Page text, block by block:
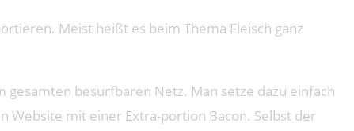
Meist heißt es beim Thema Fleisch ganz
besurfbaren Netz. Man setze dazu einfach
Website mit einer Extra-portion Bacon. Selbst der